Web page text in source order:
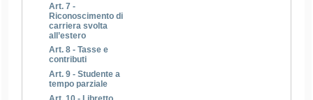
Art. 7 -
Riconoscimento di
carriera svolta
all’estero
Art. 8 - Tasse e
contributi
Art. 9 - Studente a
tempo parziale